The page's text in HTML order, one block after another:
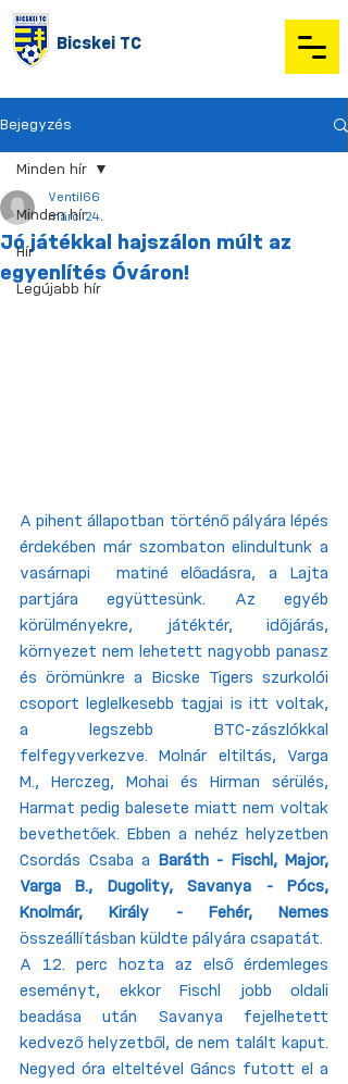
Bicskei TC
Bejegyzés
Minden hír
Hír
Legújabb hír
Minden hír
Jó játékkal hajszálon múlt az
egyenlítés Óváron!
Ventil66
márc. 24.
A pihent állapotban történő pályára lépés
érdekében már szombaton elindultunk a
vasárnapi  matiné előadásra, a Lajta
partjára együttesünk. Az egyéb
körülményekre, játéktér, időjárás,
környezet nem lehetett nagyobb panasz
és örömünkre a Bicske Tigers szurkolói
csoport leglelkesebb tagjai is itt voltak,
a legszebb BTC-zászlókkal
felfegyverkezve. Molnár eltiltás, Varga
M., Herczeg, Mohai és Hirman sérülés,
Harmat pedig balesete miatt nem voltak
bevethetőek. Ebben a nehéz helyzetben
Csordás Csaba a
Baráth - Fischl, Major,
Varga B., Dugolity, Savanya - Pócs,
Knolmár, Király - Fehér, Nemes
összeállításban küldte pályára csapatát.
A 12. perc hozta az első érdemleges
eseményt, ekkor Fischl jobb oldali
beadása után Savanya fejelhetett
kedvező helyzetből, de nem talált kaput.
Negyed óra elteltével Gáncs futott el a